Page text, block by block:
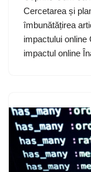
Cercetarea și
îmbunătățirea
impactului
impactul online